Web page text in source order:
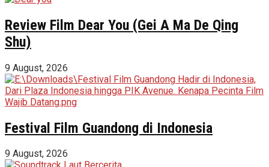
Review Film Dear You (Gei A Ma De Qing
Shu)
9 August, 2026
Festival Film Guandong di Indonesia
9 August, 2026